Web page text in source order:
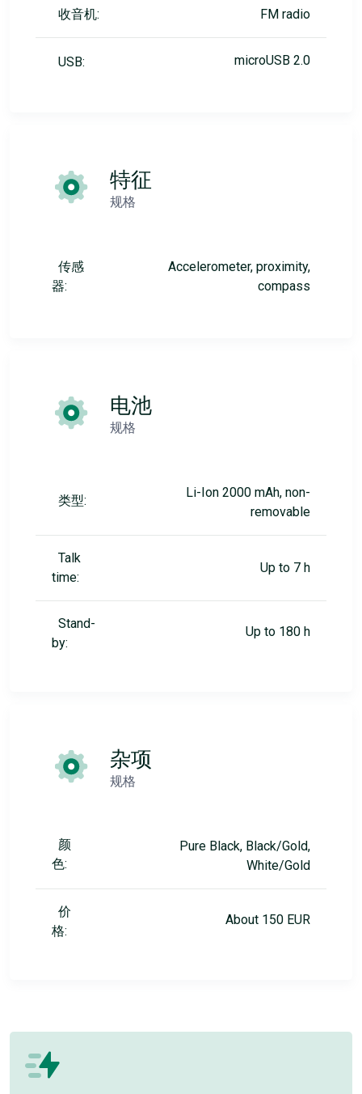
收音机: FM radio
USB: microUSB 2.0
特征
规格
传感
器:
Accelerometer, proximity,
compass
电池
规格
类型:
Li-Ion 2000 mAh, non-
removable
Talk
time:
Up to 7 h
Stand-
by:
Up to 180 h
杂项
规格
颜
色:
Pure Black, Black/Gold,
White/Gold
价
格:
About 150 EUR